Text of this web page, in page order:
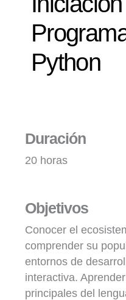
Python
Duración
20 horas
Objetivos
Conocer el
comprender su
entornos de
interactiva.
principales del